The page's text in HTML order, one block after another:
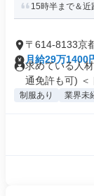
15時半まで＆近
〒614-8133京
月給29万1400
求めている人
通免許も可) ＜
制服あり 業界未